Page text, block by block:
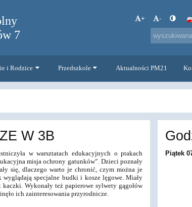
7
+ -
i Rodzice Przedszkole Aktualności PM21
W 3B
w warsztatach edukacyjnych o ptakach
misja ochrony gatunków”. Dzieci poznały
się, dlaczego warto je chronić, czym można je
specjalne budki i kosze lęgowe. Miały
Wykonały też papierowe sylwety gągołów
ich zainteresowania przyrodnicze.
Piątek